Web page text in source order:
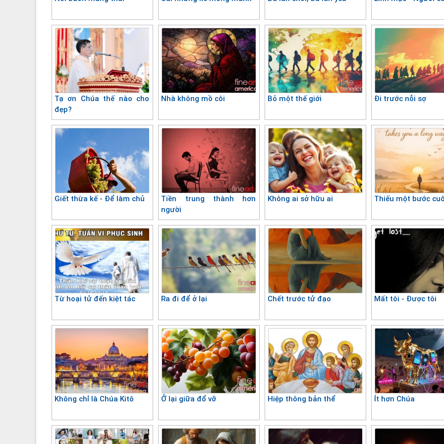
Tạ ơn Chúa thế nào cho
đẹp?
Nhà không mồ côi Bỏ một thế giới Đi trước nỗi sợ
Giết thừa kế - Để làm chủ
Tiền trung thành hơn
người
Không ai sở hữu ai Thiếu một bước
Từ hoại tử đến kiệt tác Ra đi để ở lại Chết trước tử đạo Mất tôi - Được tôi
Không chỉ là Chúa Kitô Ở lại giữa đổ vỡ Hiệp thông bản thể Ít hơn Chúa